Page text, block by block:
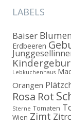
LABELS
Baiser
Erdbeeren
Lebkuchenhaus
Orangen
Rosa Rot
Sterne Tomaten
Wien Zimt